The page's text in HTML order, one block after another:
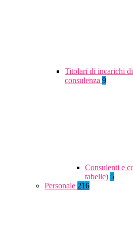
Titolari di incarichi
consulenza 9
Consulenti e
tabelle) 5
Personale 216